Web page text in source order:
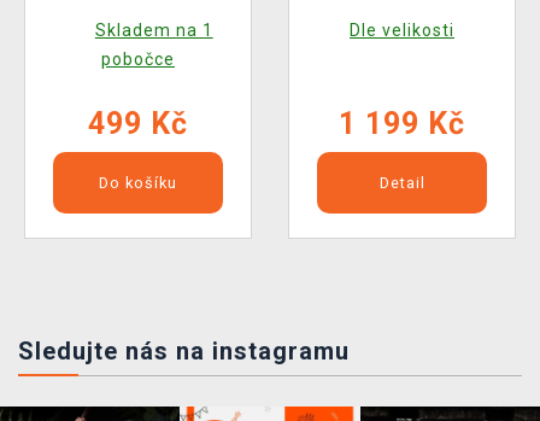
Skladem na 1
pobočce
499 Kč
Do košíku
Dle velikosti
1 199 Kč
Detail
Sledujte nás na instagramu